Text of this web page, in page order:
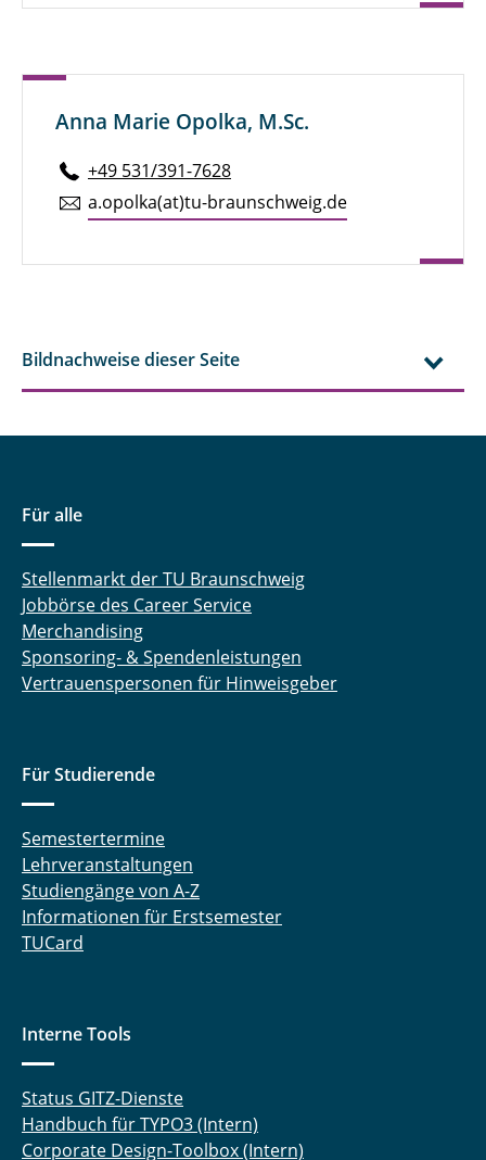
Anna Marie Opolka, M.Sc.
+49 531/391-7628
a.​opolka(at)tu-braun­schweig.de
Bildnachweise dieser Seite
Für alle
Stellenmarkt der TU Braunschweig
Jobbörse des Career Service
Merchandising
Sponsoring- & Spendenleistungen
Vertrauenspersonen für Hinweisgeber
Für Studierende
Semestertermine
Lehrveranstaltungen
Studiengänge von A-Z
Informationen für Erstsemester
TUCard
Interne Tools
Status GITZ-Dienste
Handbuch für TYPO3 (Intern)
Corporate Design-Toolbox (Intern)